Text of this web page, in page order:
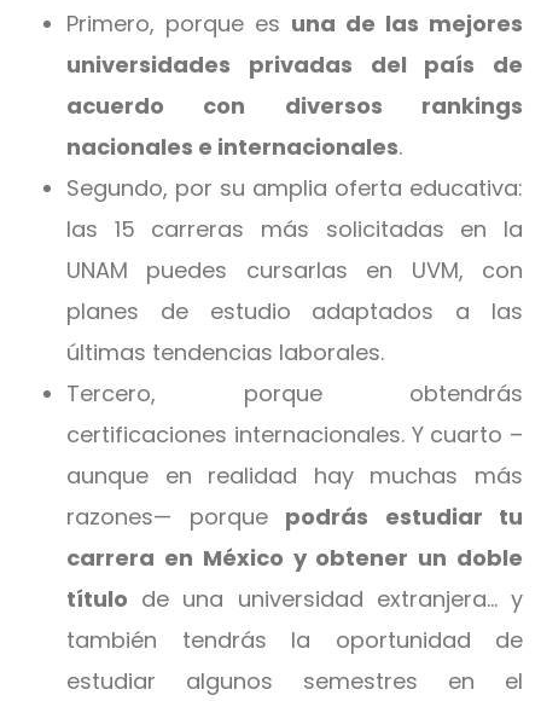
Primero, porque es una de las mejores
universidades privadas del país de
acuerdo con diversos rankings
nacionales e internacionales.
Segundo, por su amplia oferta educativa:
las 15 carreras más solicitadas en la
UNAM puedes cursarlas en UVM, con
planes de estudio adaptados a las
últimas tendencias laborales.
Tercero, porque obtendrás
certificaciones internacionales. Y cuarto –
aunque en realidad hay muchas más
razones— porque podrás estudiar tu
carrera en México y obtener un doble
título de una universidad extranjera… y
también tendrás la oportunidad de
estudiar algunos semestres en el